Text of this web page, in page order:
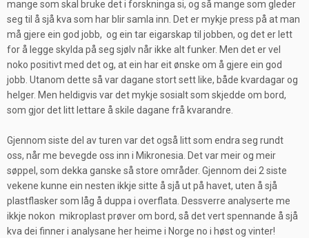
mange som skal bruke det i forskninga si, og så mange som gleder
seg til å sjå kva som har blir samla inn. Det er mykje press på at man
må gjere ein god jobb, og ein tar eigarskap til jobben, og det er lett
for å legge skylda på seg sjølv når ikke alt funker. Men det er vel
noko positivt med det og, at ein har eit ønske om å gjere ein god
jobb. Utanom dette så var dagane stort sett like, både kvardagar og
helger. Men heldigvis var det mykje sosialt som skjedde om bord,
som gjor det litt lettare å skile dagane frå kvarandre.
Gjennom siste del av turen var det også litt som endra seg rundt
oss, når me bevegde oss inn i Mikronesia. Det var meir og meir
søppel, som dekka ganske så store områder. Gjennom dei 2 siste
vekene kunne ein nesten ikkje sitte å sjå ut på havet, uten å sjå
plastflasker som låg å duppa i overflata. Dessverre analyserte me
ikkje nokon mikroplast prøver om bord, så det vert spennande å sjå
kva dei finner i analysane her heime i Norge no i høst og vinter!